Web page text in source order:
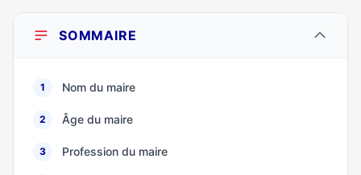
SOMMAIRE
1 Nom du maire
2 Âge du maire
3 Profession du maire